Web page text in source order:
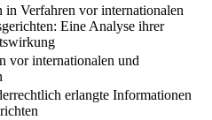
in Verfahren vor internationalen
Eine Analyse ihrer
vor internationalen und
erlangte Informationen